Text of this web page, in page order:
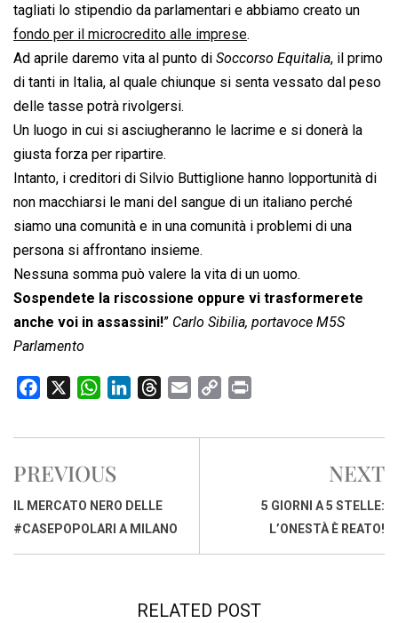
tagliati lo stipendio da parlamentari e abbiamo creato un
fondo per il microcredito alle imprese.
Ad aprile daremo vita al punto di  Soccorso Equitalia, il primo
di tanti in Italia, al quale chiunque si senta vessato dal peso
delle tasse potrà rivolgersi.
Un luogo in cui si asciugheranno le lacrime e si donerà la
giusta forza per ripartire.
Intanto, i creditori di Silvio Buttiglione hanno lopportunità di
non macchiarsi le mani del sangue di un italiano perché
siamo una comunità e in una comunità i problemi di una
persona si affrontano insieme.
Nessuna somma può valere la vita di un uomo.
Sospendete la riscossione oppure vi trasformerete
anche voi in assassini!” Carlo Sibilia, portavoce M5S
Parlamento
c
b
o
o
W
a
s
A
p
n
d
I
r
d
s
a
p
i
PREVIOUS
IL MERCATO NERO DELLE
#CASEPOPOLARI A MILANO
NEXT
5 GIORNI A 5 STELLE:
L’ONESTÀ È REATO!
RELATED POST